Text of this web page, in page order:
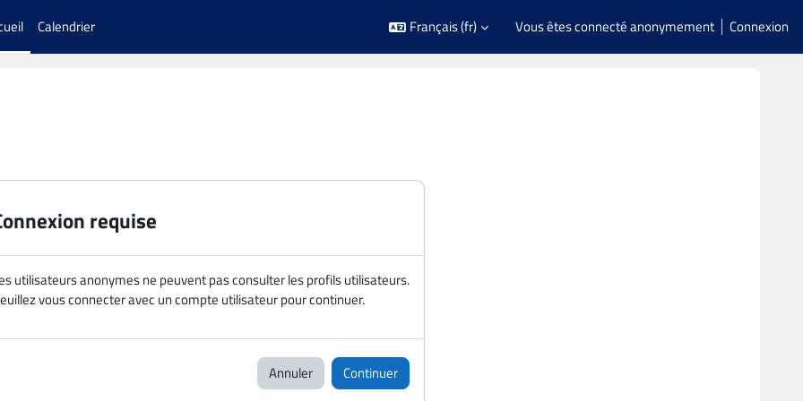
Calendrier Français ‎(fr)‎ Vous êtes connecté anonymement Connexion
requise
utilisateurs anonymes ne peuvent pas consulter les profils utilisateurs.
vous connecter avec un compte utilisateur pour continuer.
Annuler Continuer